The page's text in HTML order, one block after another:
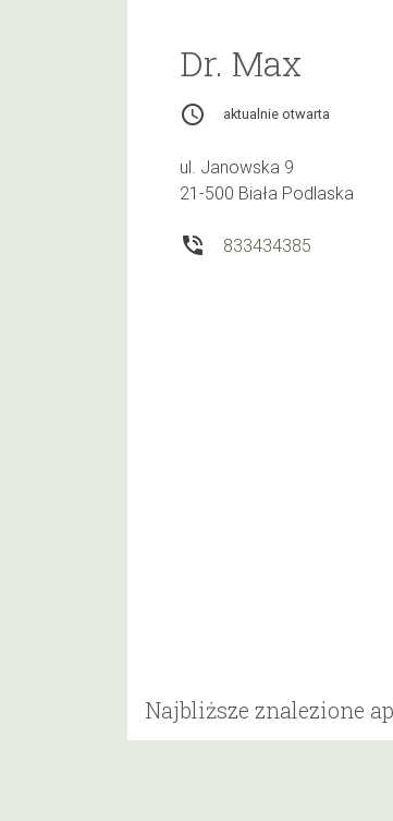
Dr. Max
access_time aktualnie otwarta
ul. Janowska 9
21-500 Biała Podlaska
phone_in_talk 833434385
Najbliższe znalezione